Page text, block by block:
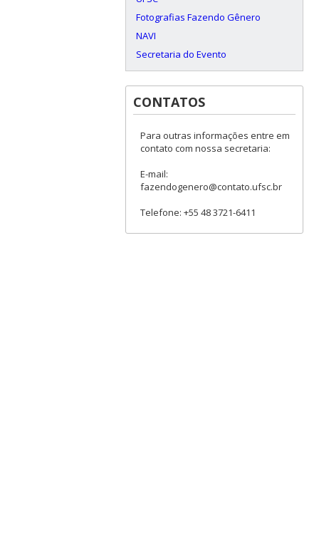
Fotografias Fazendo Gênero
NAVI
Secretaria do Evento
CONTATOS
Para outras informações entre em
contato com nossa secretaria:
E-mail:
fazendogenero@contato.ufsc.br
Telefone: +55 48 3721-6411